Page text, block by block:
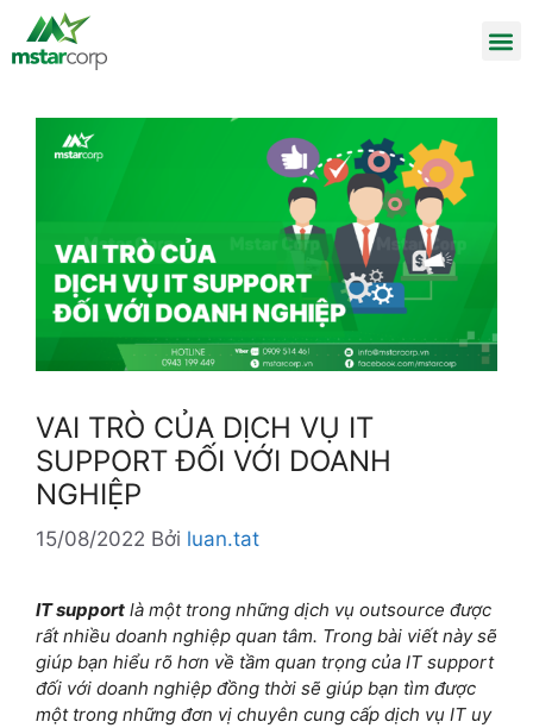
VAI TRÒ CỦA DỊCH VỤ IT
SUPPORT ĐỐI VỚI DOANH
NGHIỆP
15/08/2022 Bởi luan.tat
IT support là một trong những dịch vụ outsource được
rất nhiều doanh nghiệp quan tâm. Trong bài viết này sẽ
giúp bạn hiểu rõ hơn về tầm quan trọng của IT support
đối với doanh nghiệp đồng thời sẽ giúp bạn tìm được
một trong những đơn vị chuyên cung cấp dịch vụ IT uy